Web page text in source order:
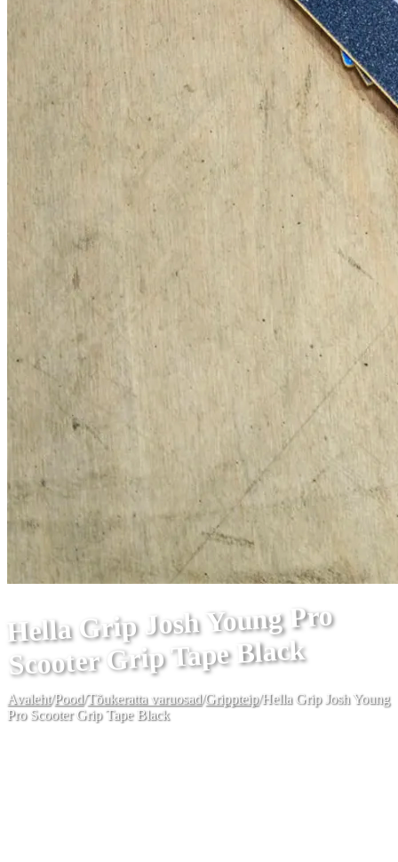
Hella Grip Josh Young Pro
Scooter Grip Tape Black
Avaleht/Pood/Tõukeratta varuosad/Grippteip/Hella Grip Josh Young
Pro Scooter Grip Tape Black